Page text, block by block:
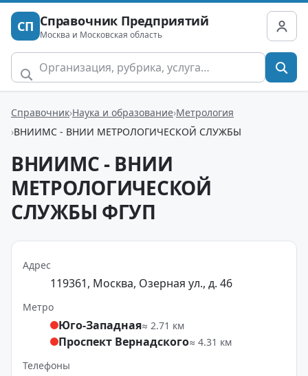
СП Справочник Предприятий
Москва и Московская область
Справочник Наука и образование Метрология
ВНИИМС - ВНИИ МЕТРОЛОГИЧЕСКОЙ СЛУЖБЫ
ВНИИМС - ВНИИ
МЕТРОЛОГИЧЕСКОЙ
СЛУЖБЫ ФГУП
Адрес
119361, Москва, Озерная ул., д. 46
Метро
Юго-Западная≈ 2.71 км
Проспект Вернадского≈ 4.31 км
Телефоны